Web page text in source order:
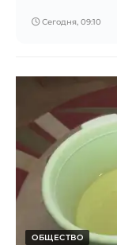
Сегодня, 09:10
ОБЩЕСТВО